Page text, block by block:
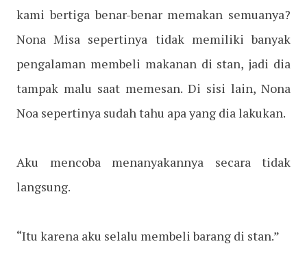
kami bertiga benar-benar memakan semuanya?
Nona Misa sepertinya tidak memiliki banyak
pengalaman membeli makanan di stan, jadi dia
tampak malu saat memesan. Di sisi lain, Nona
Noa sepertinya sudah tahu apa yang dia lakukan.
Aku mencoba menanyakannya secara tidak
langsung.
“Itu karena aku selalu membeli barang di stan.”